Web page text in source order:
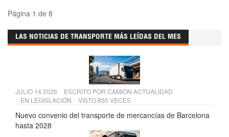
Página 1 de 8
LAS NOTICIAS DE TRANSPORTE MÁS LEÍDAS DEL MES
JULIO 14 2026 ESCRITO POR CAMIÓN ACTUALIDAD
EN LEGISLACIÓN VISTO 850 VECES
Nuevo convenio del transporte de mercancías de Barcelona
hasta 2028